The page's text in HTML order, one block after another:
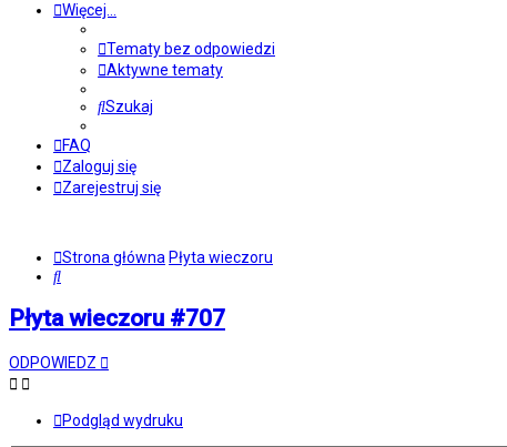
Więcej…
Tematy bez odpowiedzi
Aktywne tematy
Szukaj
FAQ
Zaloguj się
Zarejestruj się
Strona główna Płyta wieczoru
Szukaj
Płyta wieczoru #707
ODPOWIEDZ
Podgląd wydruku